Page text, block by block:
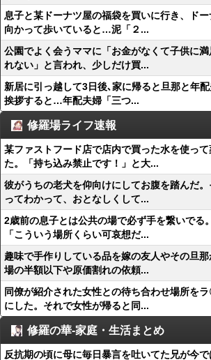
息子と某ドーナツ屋の福袋を買いに行き、ド
向かって歩いていると…泥「２...
公園でよく会うママに「お金がなくて子供に
れない」と言われ、少しだけ買...
新居に引っ越して3日後､家に帰ると旦那と年配
挨拶すると…年配夫婦「三つ...
修羅場ライフ速報
某ファストフード店で店内で買った水を使っ
た。「持ち込み禁止です！」と大...
彼がうちの老犬を仰向けにしてお腹を踏んだ
ってわかって、おとなしくして...
2歳前の息子とは公共の場で必ず手を繋いでる
「こういう場所くらい可哀想だ...
趣味で手作りしている品を嫁の友人やその旦
場の半額以下や原価割れの依頼...
同僚が紹介された女性との待ち合わせ場所を
にした。それで女性が帰ると同...
修羅の華-家庭・生活まとめ
反抗期の頃に母に毎日暴言を吐いてた兄が今